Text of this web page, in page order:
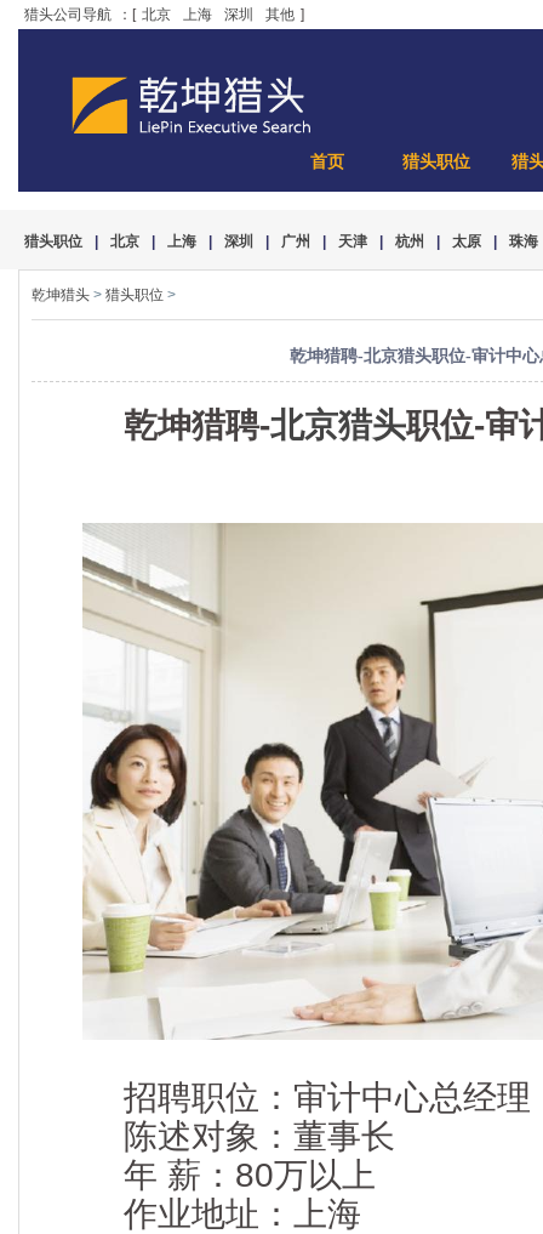
猎头公司导航 ：[ 北京 上海 深圳 其他 ]
首页 猎头职位 猎
猎头职位 北京 上海 深圳 广州 天津 杭州 太原 珠海
乾坤猎头 > 猎头职位 >
乾坤猎聘-北京猎头职位-审计中心
乾坤猎聘-北京猎头职位-审
招聘职位：审计中心总经理
陈述对象：董事长
年 薪：80万以上
作业地址：上海